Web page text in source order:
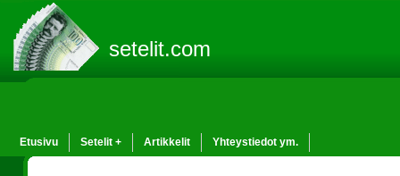
setelit.com
Etusivu Setelit + Artikkelit Yhteystiedot ym.